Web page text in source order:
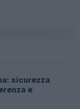
sicurezza
e